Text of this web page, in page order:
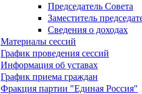
Председатель Совета
Заместитель
Сведения о доходах
Материалы сессий
График проведения сессий
Информация об уставах
График приема граждан
Фракция партии "Единая Россия"